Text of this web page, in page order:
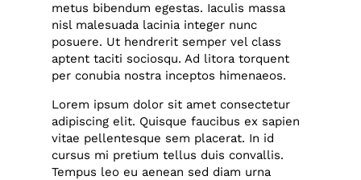
metus bibendum egestas. Iaculis massa
nisl malesuada lacinia integer nunc
posuere. Ut hendrerit semper vel class
aptent taciti sociosqu. Ad litora torquent
per conubia nostra inceptos himenaeos.
Lorem ipsum dolor sit amet consectetur
adipiscing elit. Quisque faucibus ex sapien
vitae pellentesque sem placerat. In id
cursus mi pretium tellus duis convallis.
Tempus leo eu aenean sed diam urna